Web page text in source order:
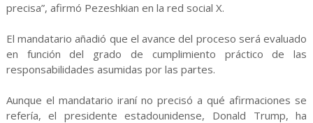
precisa”, afirmó Pezeshkian en la red social X.
El mandatario añadió que el avance del proceso será evaluado
en función del grado de cumplimiento práctico de las
responsabilidades asumidas por las partes.
Aunque el mandatario iraní no precisó a qué afirmaciones se
refería, el presidente estadounidense, Donald Trump, ha